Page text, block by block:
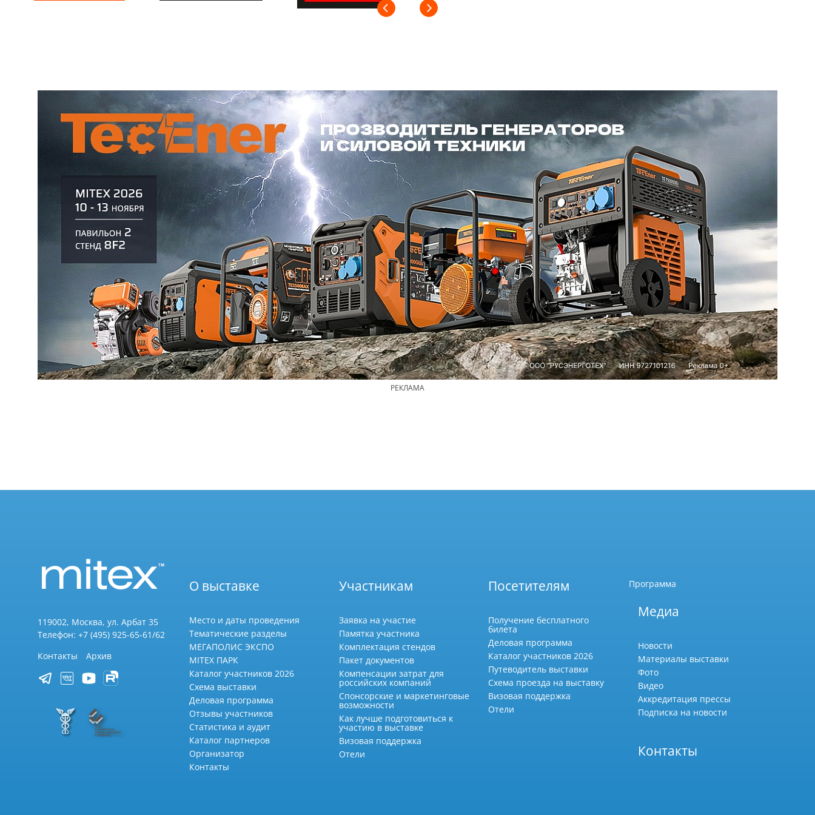
РЕКЛАМА
119002, Москва, ул. Арбат 35
Телефон: +7 (495) 925-65-61/62
Контакты
Архив
О выставке
Место и даты проведения
Тематические разделы
МЕГАПОЛИС ЭКСПО
MITEX ПАРК
Каталог участников 2026
Схема выставки
Деловая программа
Отзывы участников
Статистика и аудит
Каталог партнеров
Организатор
Контакты
Участникам
Заявка на участие
Памятка участника
Комплектация стендов
Пакет документов
Компенсации затрат для
российских компаний
Спонсорские и маркетинговые
возможности
Как лучше подготовиться к
участию в выставке
Визовая поддержка
Отели
Посетителям
Получение бесплатного
билета
Деловая программа
Каталог участников 2026
Путеводитель выставки
Схема проезда на выставку
Визовая поддержка
Отели
Программа
Медиа
Новости
Материалы выставки
Фото
Видео
Аккредитация прессы
Подписка на новости
Контакты